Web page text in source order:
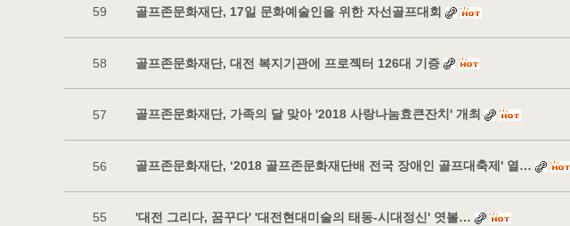
59 골프존문화재단, 17일 문화예술인을 위한 자선골프대회
58 골프존문화재단, 대전 복지기관에 프로젝터 126대 기증
57 골프존문화재단, 가족의 달 맞아 '2018 사랑나눔효큰잔치' 개최
56 골프존문화재단, ‘2018 골프존문화재단배 전국 장애인 골프대축제' 열…
55 '대전 그리다, 꿈꾸다' '대전현대미술의 태동-시대정신' 엿볼…